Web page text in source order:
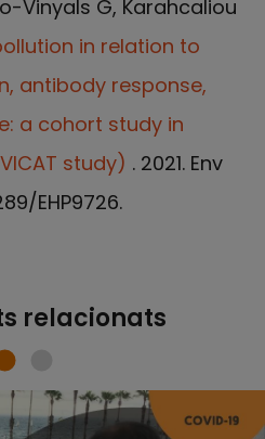
Vinyals G, Karahcaliou
in relation to
antibody response,
a cohort study in
study) . 2021. Env
EHP9726.
relacionats